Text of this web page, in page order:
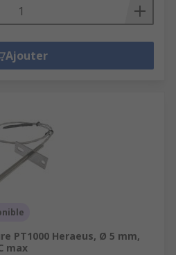
Ajouter
PT1000 Heraeus, Ø 5 mm,
max